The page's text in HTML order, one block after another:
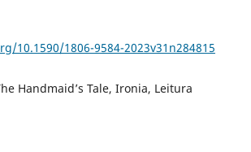
10.1590/1806-9584-2023v31n284815
Handmaid’s Tale, Ironia, Leitura